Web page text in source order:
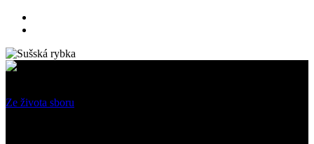
Ze života sboru